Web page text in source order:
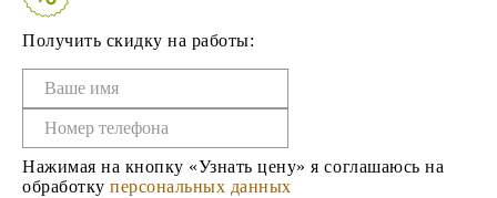
Получить скидку на работы:
Нажимая на кнопку «Узнать цену» я соглашаюсь на
обработкуперсональных данных